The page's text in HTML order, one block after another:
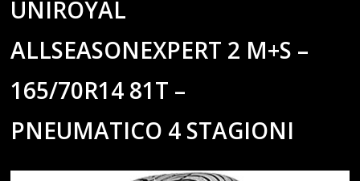
UNIROYAL
ALLSEASONEXPERT 2 M+S –
165/70R14 81T –
PNEUMATICO 4 STAGIONI